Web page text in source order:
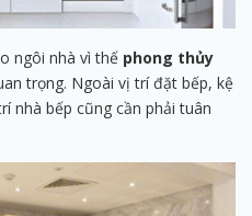
ngôi nhà vì thế phong thủy
trọng. Ngoài vị trí đặt bếp, kệ
nhà bếp cũng cần phải tuân